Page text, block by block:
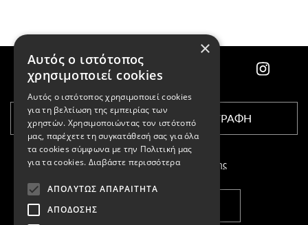
ΕΓΓΡΑΦΗ
Αποδέχομαι τους όρους χρήσης
×
Αυτός ο ιστότοπος
χρησιμοποιεί cookies
Αυτός ο ιστότοπος χρησιμοποιεί cookies
για τη βελτίωση της εμπειρίας των
χρηστών. Χρησιμοποιώντας τον ιστότοπό
μας, παρέχετε τη συγκατάθεσή σας για όλα
τα cookies σύμφωνα με την Πολιτική μας
για τα cookies. Διαβάστε περισσότερα
ΑΠΟΛΎΤΩΣ ΑΠΑΡΑΊΤΗΤΑ
ΑΠΌΔΟΣΗΣ